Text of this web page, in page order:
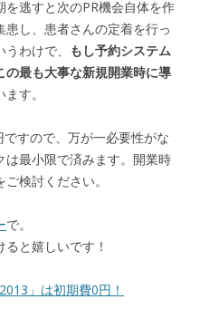
を逃すと次のPR機会自体を作
患し、患者さんの定着を行っ
わけで、
もし予約システム
の最も大事な新規開業時に導
ます。
ですので、万が一必要性がな
は最小限で済みます。開業時
検討ください。
で。
と嬉しいです！
」は初期費0円！